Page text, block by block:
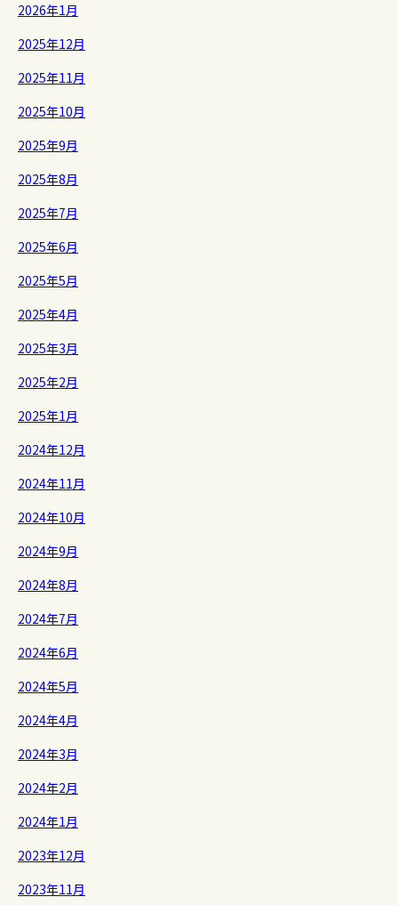
2026年1月
2025年12月
2025年11月
2025年10月
2025年9月
2025年8月
2025年7月
2025年6月
2025年5月
2025年4月
2025年3月
2025年2月
2025年1月
2024年12月
2024年11月
2024年10月
2024年9月
2024年8月
2024年7月
2024年6月
2024年5月
2024年4月
2024年3月
2024年2月
2024年1月
2023年12月
2023年11月